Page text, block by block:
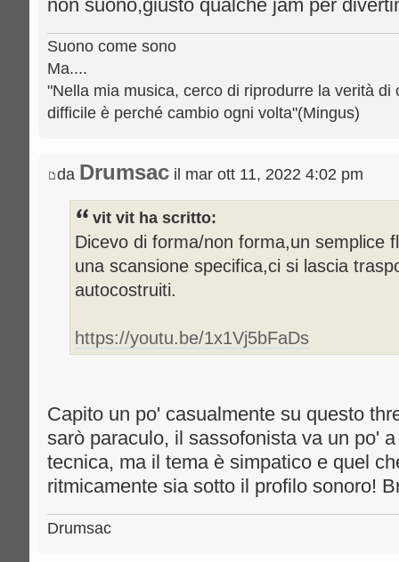
non suono,giusto qualche jam per
Suono come sono
Ma....
"Nella mia musica, cerco di riprodurre la verità
difficile è perché cambio ogni volta"(Mingus)
da Drumsac il mar ott 11, 2022 4:02 pm
vit vit ha scritto:
Dicevo di forma/non forma,un semplice
una scansione specifica,ci si lascia
autocostruiti.
https://youtu.be/1x1Vj5bFaDs
Capito un po' casualmente su questo
sarò paraculo, il sassofonista va un po'
tecnica, ma il tema è simpatico e quel
ritmicamente sia sotto il profilo sonoro!
Drumsac